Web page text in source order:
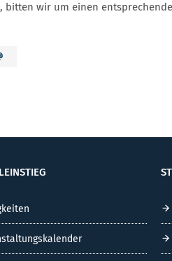
wir um einen